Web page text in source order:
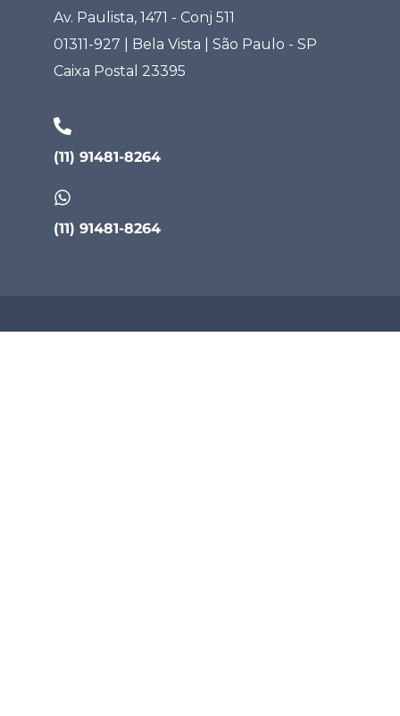
Av. Paulista, 1471 - Conj 511
01311-927 | Bela Vista | São Paulo - SP
Caixa Postal 23395
(11) 91481-8264
(11) 91481-8264